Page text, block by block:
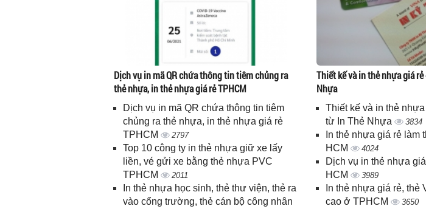
Dịch vụ in mã QR chứa thông tin tiêm chủng ra
thẻ nhựa, in thẻ nhựa giá rẻ TPHCM
Dịch vụ in mã QR chứa thông tin tiêm
chủng ra thẻ nhựa, in thẻ nhựa giá rẻ
TPHCM
2797
Top 10 công ty in thẻ nhựa giữ xe lấy
liền, vé gửi xe bằng thẻ nhựa PVC
TPHCM
2011
In thẻ nhựa học sinh, thẻ thư viện, thẻ ra
vào cổng trường, thẻ cán bộ công nhân
Thiết kế và in thẻ nhựa giá
Nhựa
Thiết kế và in thẻ
từ In Thẻ Nhựa
3834
In thẻ nhựa giá rẻ làm
HCM
4024
Dịch vụ in thẻ nhựa
HCM
3989
In thẻ nhựa giá rẻ, thẻ
cao ở TPHCM
3650